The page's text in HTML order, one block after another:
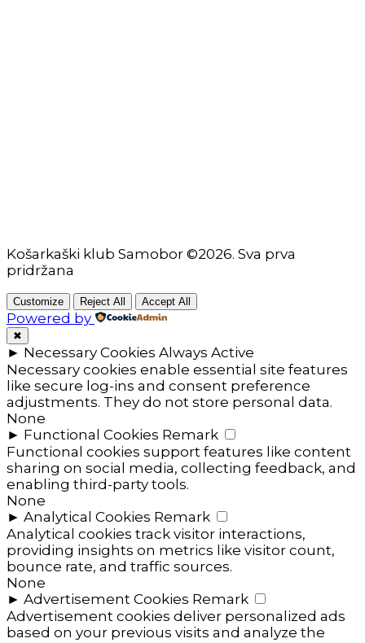
Košarkaški klub Samobor ©2026. Sva prva
pridržana
Customize Reject All Accept All
Powered by
✖
► Necessary Cookies Always Active
Necessary cookies enable essential site features
like secure log-ins and consent preference
adjustments. They do not store personal data.
None
► Functional Cookies Remark
Functional cookies support features like content
sharing on social media, collecting feedback, and
enabling third-party tools.
None
► Analytical Cookies Remark
Analytical cookies track visitor interactions,
providing insights on metrics like visitor count,
bounce rate, and traffic sources.
None
► Advertisement Cookies Remark
Advertisement cookies deliver personalized ads
based on your previous visits and analyze the